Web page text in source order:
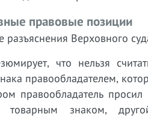
правовые позиции
Верховного
что нельзя
правообладателем,
правообладатель
товарным знаком,